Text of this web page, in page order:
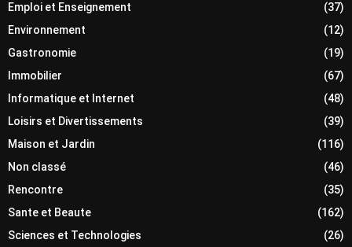
Emploi et Enseignement
(37)
Environnement
(12)
Gastronomie
(19)
Immobilier
(67)
Informatique et Internet
(48)
Loisirs et Divertissements
(39)
Maison et Jardin
(116)
Non classé
(46)
Rencontre
(35)
Sante et Beaute
(162)
Sciences et Technologies
(26)